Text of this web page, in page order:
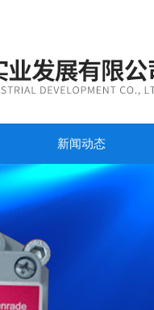
新闻动态